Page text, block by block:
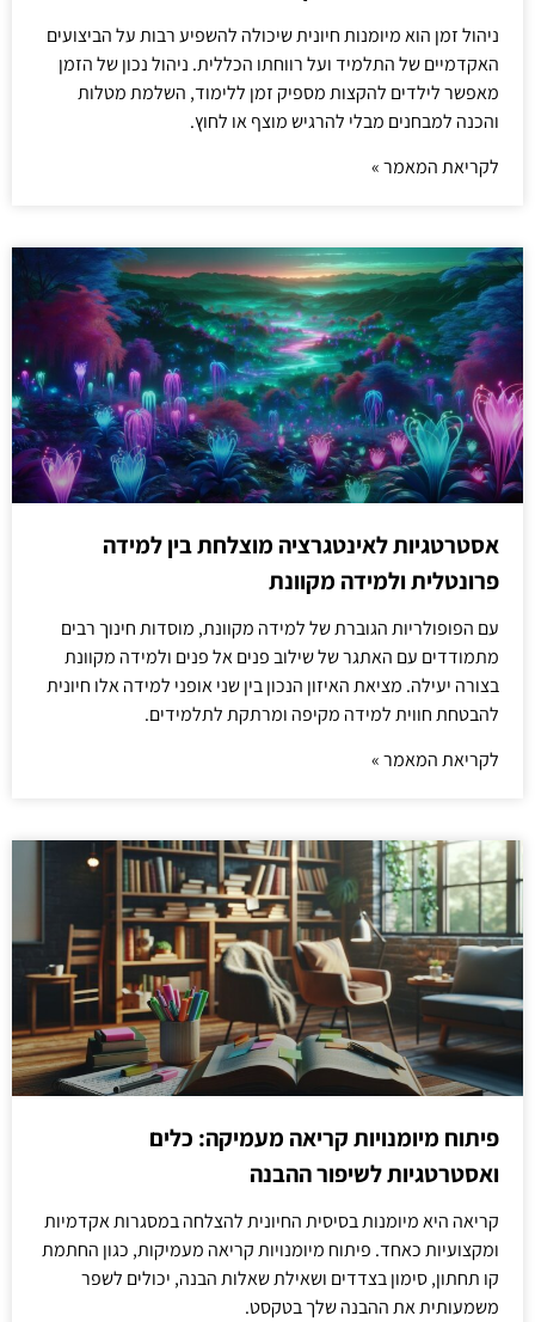
ניהול זמן הוא מיומנות חיונית שיכולה להשפיע רבות על הביצועים
האקדמיים של התלמיד ועל רווחתו הכללית. ניהול נכון של הזמן
מאפשר לילדים להקצות מספיק זמן ללימוד, השלמת מטלות
והכנה למבחנים מבלי להרגיש מוצף או לחוץ.
לקריאת המאמר »
אסטרטגיות לאינטגרציה מוצלחת בין למידה
פרונטלית ולמידה מקוונת
עם הפופולריות הגוברת של למידה מקוונת, מוסדות חינוך רבים
מתמודדים עם האתגר של שילוב פנים אל פנים ולמידה מקוונת
בצורה יעילה. מציאת האיזון הנכון בין שני אופני למידה אלו חיונית
להבטחת חווית למידה מקיפה ומרתקת לתלמידים.
לקריאת המאמר »
פיתוח מיומנויות קריאה מעמיקה: כלים
ואסטרטגיות לשיפור ההבנה
קריאה היא מיומנות בסיסית החיונית להצלחה במסגרות אקדמיות
ומקצועיות כאחד. פיתוח מיומנויות קריאה מעמיקות, כגון החתמת
קו תחתון, סימון בצדדים ושאילת שאלות הבנה, יכולים לשפר
משמעותית את ההבנה שלך בטקסט.